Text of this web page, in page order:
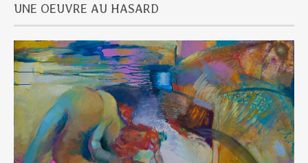
UNE OEUVRE AU HASARD